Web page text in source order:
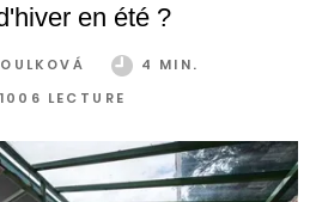
en été ?
4 MIN.
1006 LECTURE